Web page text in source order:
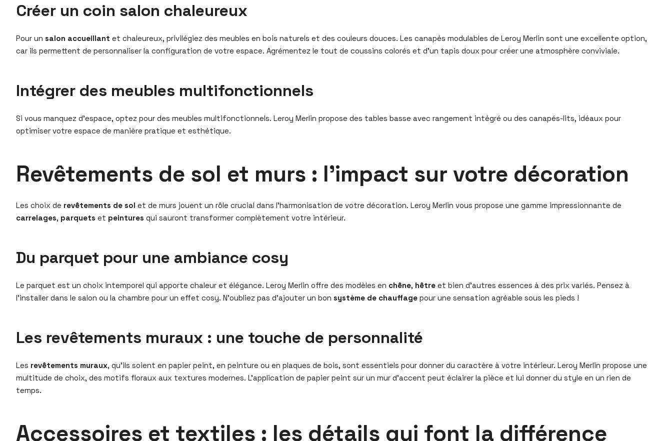
Créer un coin salon chaleureux
Pour un salon accueillant et chaleureux, privilégiez des meubles en bois naturels et des couleurs douces. Les canapés modulables de Leroy Merlin sont une excellente option,
car ils permettent de personnaliser la configuration de votre espace. Agrémentez le tout de coussins colorés et d’un tapis doux pour créer une atmosphère conviviale.
Intégrer des meubles multifonctionnels
Si vous manquez d’espace, optez pour des meubles multifonctionnels. Leroy Merlin propose des tables basse avec rangement intégré ou des canapés-lits, idéaux pour
optimiser votre espace de manière pratique et esthétique.
Revêtements de sol et murs : l’impact sur votre décoration
Les choix de revêtements de sol et de murs jouent un rôle crucial dans l’harmonisation de votre décoration. Leroy Merlin vous propose une gamme impressionnante de
carrelages, parquets et peintures qui sauront transformer complètement votre intérieur.
Du parquet pour une ambiance cosy
Le parquet est un choix intemporel qui apporte chaleur et élégance. Leroy Merlin offre des modèles en chêne, hêtre et bien d’autres essences à des prix variés. Pensez à
l’installer dans le salon ou la chambre pour un effet cosy. N’oubliez pas d’ajouter un bon système de chauffage pour une sensation agréable sous les pieds !
Les revêtements muraux : une touche de personnalité
Les revêtements muraux, qu’ils soient en papier peint, en peinture ou en plaques de bois, sont essentiels pour donner du caractère à votre intérieur. Leroy Merlin propose une
multitude de choix, des motifs floraux aux textures modernes. L’application de papier peint sur un mur d’accent peut éclairer la pièce et lui donner du style en un rien de
temps.
Accessoires et textiles : les détails qui font la différence